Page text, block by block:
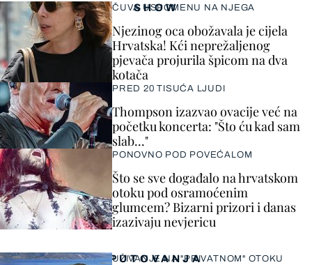
SHOW
ČUVA USPOMENU NA NJEGA
Njezinog oca obožavala je cijela
Hrvatska! Kći neprežaljenog
pjevača projurila špicom na dva
kotača
PRED 20 TISUĆA LJUDI
Thompson izazvao ovacije već na
početku koncerta: "Što ću kad sam
slab..."
PONOVNO POD POVEĆALOM
Što se sve događalo na hrvatskom
otoku pod osramoćenim
glumcem? Bizarni prizori i danas
izazivaju nevjericu
PUTOVANJA
UŽIVANJE NA "PRIVATNOM" OTOKU